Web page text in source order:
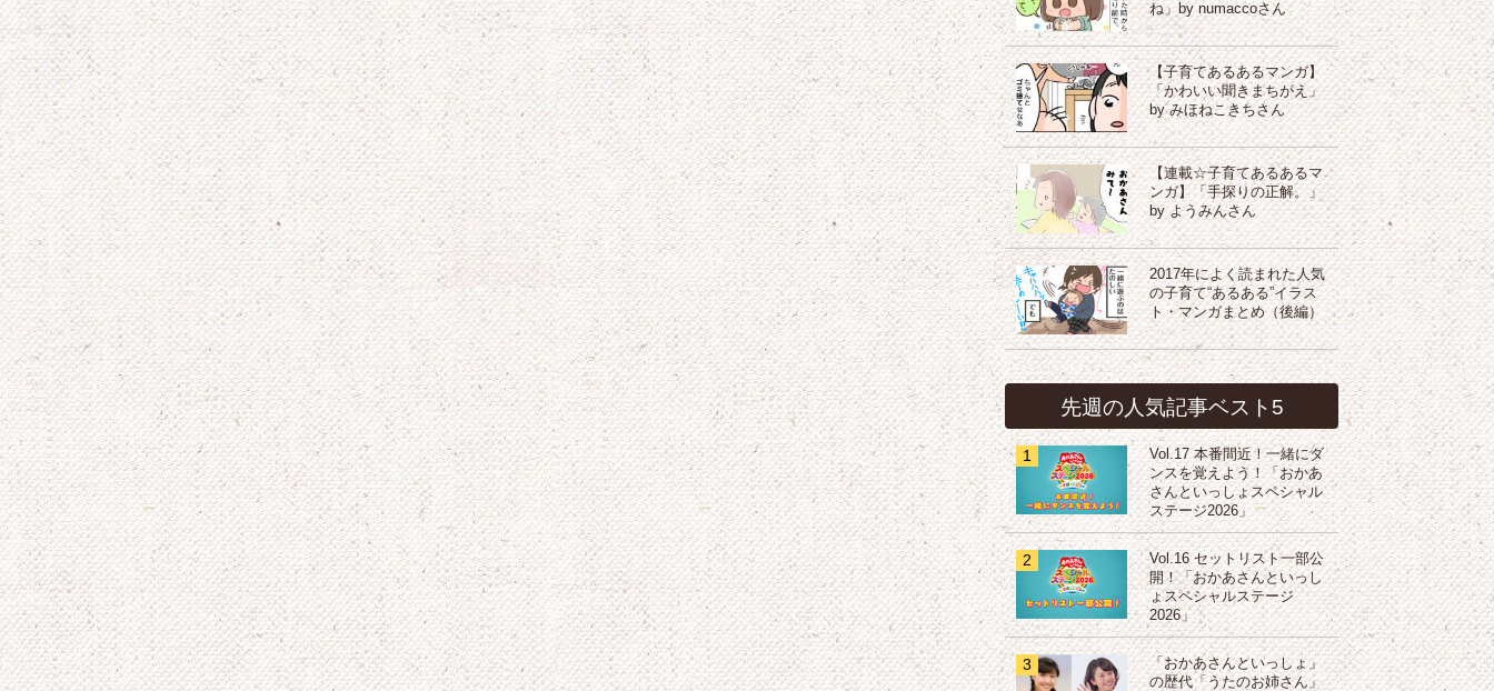
ね」by numaccoさん
【子育てあるあるマンガ】
「かわいい聞きまちがえ」
by みほねこきちさん
【連載☆子育てあるあるマ
ンガ】「手探りの正解。」
by ようみんさん
2017年によく読まれた人気
の子育て“あるある”イラス
ト・マンガまとめ（後編）
先週の人気記事ベスト5
1
Vol.17 本番間近！一緒にダ
ンスを覚えよう！「おかあ
さんといっしょスペシャル
ステージ2026」
2
Vol.16 セットリスト一部公
開！「おかあさんといっし
ょスペシャルステージ
2026」
3
「おかあさんといっしょ」
の歴代「うたのお姉さん」